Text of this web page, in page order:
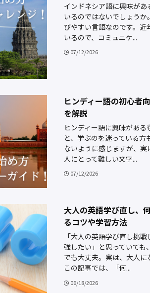
インドネシア語に興味が
いるのではないでしょう
びやすい言語なのです。
いるので、コミュニケ...
07/12/2026
ヒンディー語の初心者
を解説
ヒンディー語に興味がある
と、学ぶのを迷っている
ないように感じますが、
人にとって難しい文字...
07/12/2026
大人の英語学び直し、
るコツや学習方法
「大人の英語学び直し挑
強したい」と思っていても
でも大丈夫。実は、大人に
この記事では、「何...
06/18/2026